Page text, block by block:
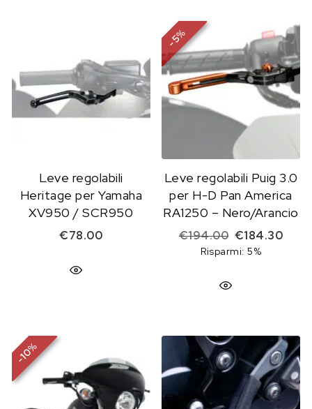
Leve regolabili
Heritage per Yamaha
XV950 / SCR950
€78.00
-
5
%
Leve regolabili Puig 3.0
per H-D Pan America
RA1250 – Nero/Arancio
€194.00 Il prezzo
€184.30Il
Risparmi: 5%
-
10
%